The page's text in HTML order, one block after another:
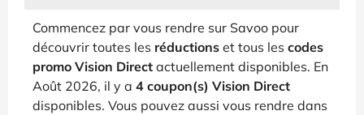
Commencez par vous rendre sur Savoo pour
découvrir toutes les réductions et tous les codes
promo Vision Direct actuellement disponibles. En
Août 2026, il y a 4 coupon(s) Vision Direct
disponibles. Vous pouvez aussi vous rendre dans